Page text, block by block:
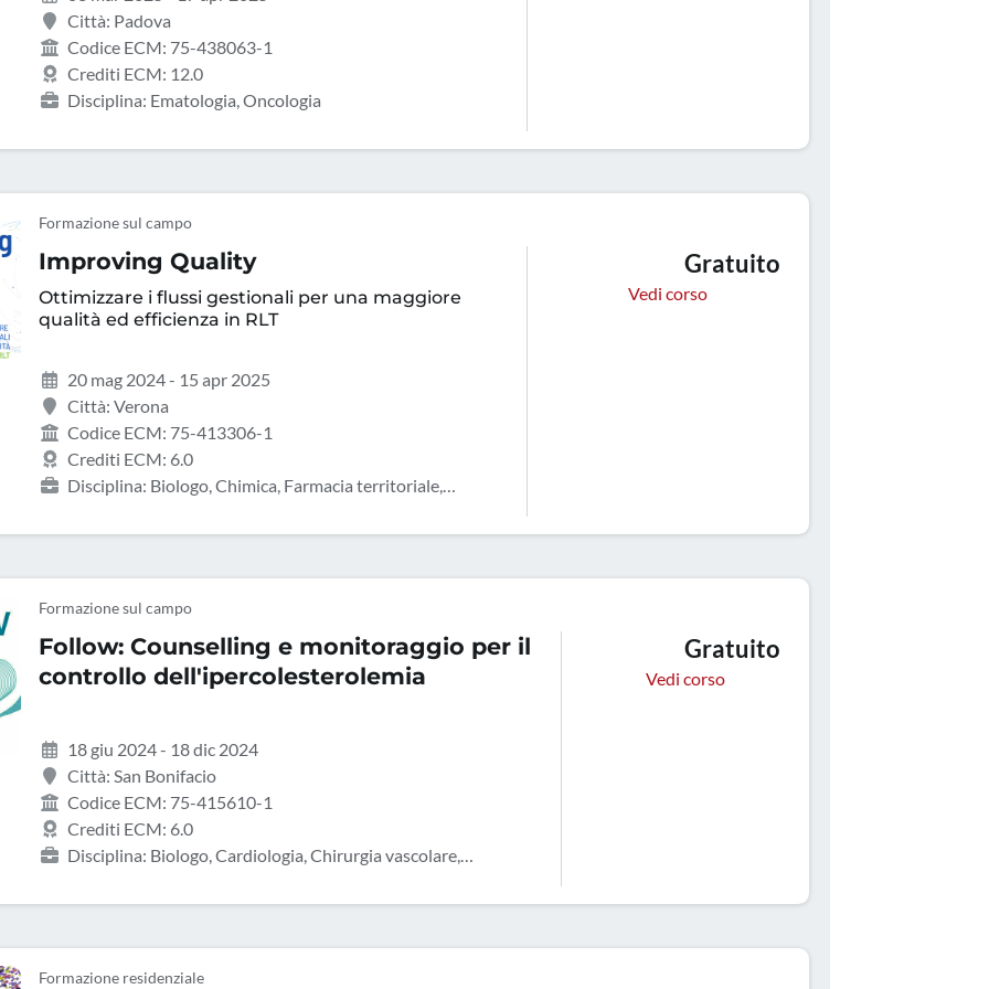
Città: Padova
Codice ECM: 75-438063-1
Crediti ECM: 12.0
Disciplina: Ematologia, Oncologia
Formazione sul campo
Improving Quality
Ottimizzare i flussi gestionali per una maggiore
qualità ed efficienza in RLT
20 mag 2024 - 15 apr 2025
Città: Verona
Codice ECM: 75-413306-1
Crediti ECM: 6.0
Disciplina: Biologo, Chimica, Farmacia territoriale,
Fisica, Infermiere, Medicina nucleare, Oncologia, Radioterapia,
Gratuito
Vedi corso
Formazione sul campo
Follow: Counselling e monitoraggio per il
controllo dell'ipercolesterolemia
18 giu 2024 - 18 dic 2024
Città: San Bonifacio
Codice ECM: 75-415610-1
Crediti ECM: 6.0
Disciplina: Biologo, Cardiologia, Chirurgia vascolare,
Gratuito
Vedi corso
Formazione residenziale